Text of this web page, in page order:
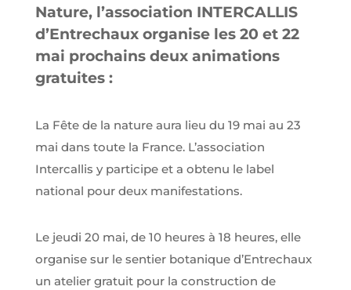
Nature, l’association INTERCALLIS
d’Entrechaux organise les 20 et 22
mai prochains deux animations
gratuites :
La Fête de la nature aura lieu du 19 mai au 23
mai dans toute la France. L’association
Intercallis y participe et a obtenu le label
national pour deux manifestations.
Le jeudi 20 mai, de 10 heures à 18 heures, elle
organise sur le sentier botanique d’Entrechaux
un atelier gratuit pour la construction de